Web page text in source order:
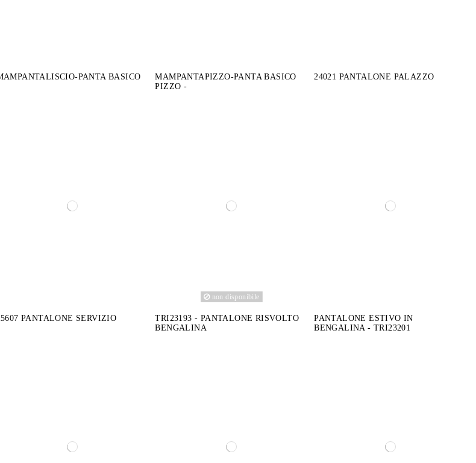
PANTA BASICO
MAMPANTAPIZZO-PANTA BASICO
PIZZO -
24021 PANTALONE PALAZZO
PANTALONE SERVIZIO
non disponibile
TRI23193 - PANTALONE RISVOLTO
BENGALINA
PANTALONE ESTIVO IN
BENGALINA - TRI23201